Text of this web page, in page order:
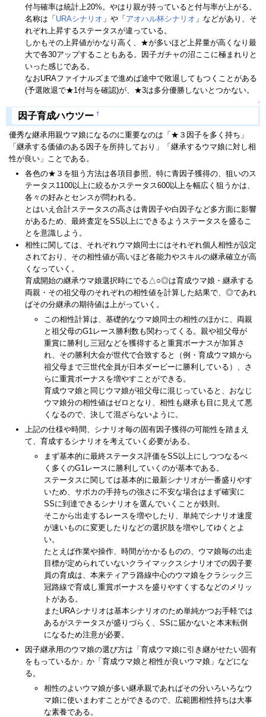
付与確率は統計上20%。やはり親が持っていると付与率が上がる。
名称は「URAシナリオ 」や「アオハル杯シナリオ 」などがあり、そ
れぞれ上昇するステータスが違っている。
しかもその上昇値がかなり高く、★が多いほど上昇量が高くなり最
大で各30アップすることもある。因子ガチャの沼ここに極まれりと
いった感じである。
なおURAファイナルズまで進めば途中で敗退してもつくことがある
(予選敗退で★1付与を確認)が、★3は多分優勝しないとつかない。
↑
因子育成ハウツー †
優秀な継承用親ウマ娘になるのに重要なのは「★３因子を多く持ち」
「継承する価値のある因子を所持しており」「継承するウマ娘に対し相
性が良い」ことである。
各色の★３を狙う方法は各項目参照。特に青因子獲得の、狙いのス
テータス1100以上に絞るかステータス600以上を幅広く狙うかは、
各々の好みとセンスが問われる。
とはいえ合計ステータスの高さは青因子や白因子など多方面に影響
があるため、最終査定をSS以上にできるようステータスを盛るこ
とを意識しよう。
相性に関しては、それぞれウマ娘同士にはそれぞれ個人相性が設定
されており、その相性値が高いほど各能力やスキルの継承確立が高
くなっていく。
育成開始の継承ウマ娘選択時にでる△○◎は育成ウマ娘・継承する
両親・その祖父母のそれぞれの相性値を計算した結果で、◎であれ
ばその分継承の期待値は上がっていく。
この相性計算は、基礎的なウマ娘同士の相性のほかに、両親
と祖父母のG1レース勝利数も関わってくる。親や祖父母が
重賞に勝利し三冠などを獲得すると重賞ボーナスが加算さ
れ、その勝利大会が世代で合致すると（例・育成ウマ娘から
祖父母まで三世代全員が日本ダービーに勝利している）、さ
らに重賞ボーナスを増やすことができる。
育成ウマ娘と同じウマ娘が祖父母に混じっていると、おなじ
ウマ娘分の相性値はゼロとなり、相性も継承も目に見えて悪
くなるので、決して混ざらないように。
上記の仕様や時間、シナリオ毎の固有因子獲得の可能性を踏まえ
て、育成するシナリオを考えていく必要がある。
まず基本的に最終ステータス評価をSS以上にしつつなるべ
く多くのG1レースに勝利していくのが基本である。
ステータスに関しては基本的に最新シナリオが一番盛りやす
いため、サポカの手持ちの強さに不安な場合はまず確実に
SSに到達できるシナリオを選んでいくことが鉄則。
そこから出走するレースを増やしたり、単純でシナリオ速度
が速いものに変更したりなどの選択肢を増やしてゆくとよ
い。
たとえば作業や操作、時間がかかるものの、ウマ娘毎の出走
目標が定められていないクライマックスシナリオでの因子要
員の育成は、本来ティアラ路線中心のウマ娘をクラシック三
冠路線で育成し重賞ボーナスを盛りやすくするなどのメリッ
トがある。
またURAシナリオは基本シナリオのため単純かつお手軽では
あるがステータスが盛りづらく、SSに届かないと本末転倒
になるため注意が必要。
因子継承用のウマ娘の選び方は「育成ウマ娘に引き継がせたい固有
をもっているか」か「育成ウマ娘と相性が良いウマ娘」などにな
る。
相性のよいウマ娘が多い継承親であればその分いろいろなウ
マ娘に使いまわすことができるので、広範囲相性持ちは大事
な素養である。